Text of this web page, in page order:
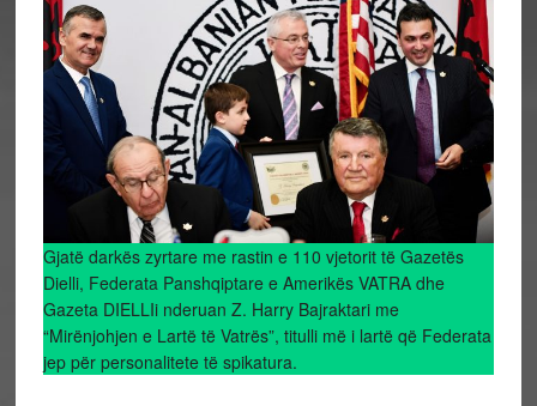
Gjatë darkës zyrtare me rastin e 110 vjetorit të Gazetës
Dielli, Federata Panshqiptare e Amerikës VATRA dhe
Gazeta DIELLIi nderuan Z. Harry Bajraktari me
“Mirënjohjen e Lartë të Vatrës”, titulli më i lartë që Federata
jep për personalitete të spikatura.